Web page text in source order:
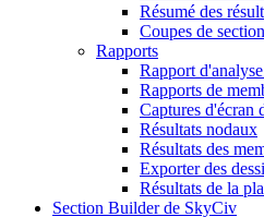
Résumé des
Coupes de
Rapports
Rapport
Rapports de
Captures d'écran
Résultats nodaux
Résultats des
Exporter des
Résultats de la
Section Builder de SkyCiv